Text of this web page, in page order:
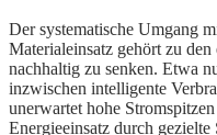
Der systematische Umgang
Materialeinsatz gehört zu
nachhaltig zu senken. Etwa
inzwischen intelligente
unerwartet hohe
Energieeinsatz durch